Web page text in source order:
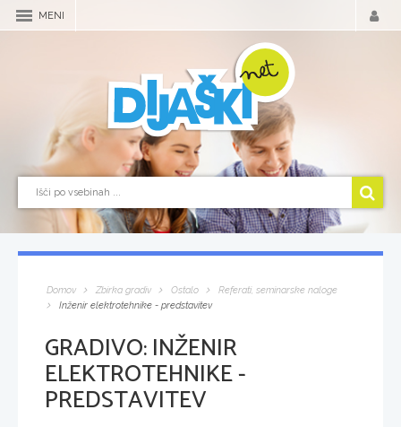
MENI
Domov Zbirka gradiv Ostalo
Referati, seminarske naloge
Inženir elektrotehnike - predstavitev
GRADIVO:INŽENIR
ELEKTROTEHNIKE -
PREDSTAVITEV